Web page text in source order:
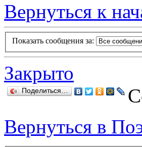
Вернуться к
Показать сообщения за:
Закрыто
Поделиться…
Вернуться в